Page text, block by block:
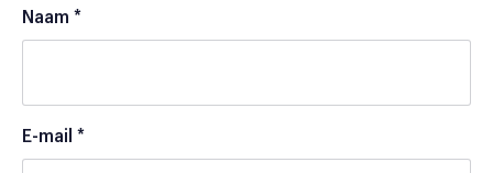
Naam *
E-mail *